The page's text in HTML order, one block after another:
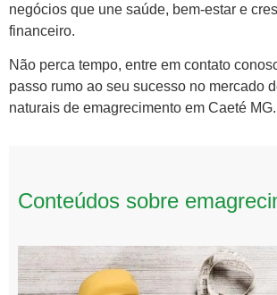
negócios que une saúde, bem-estar e
financeiro.
Não perca tempo, entre em contato
passo rumo ao seu sucesso no mercado
naturais de emagrecimento em Caeté MG.
Conteúdos sobre